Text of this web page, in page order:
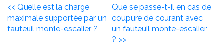
<< Quelle est la charge
maximale supportée par un
fauteuil monte-escalier ?
Que se passe-t-il en cas de
coupure de courant avec
un fauteuil monte-escalier
? >>